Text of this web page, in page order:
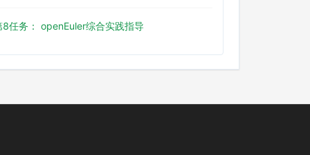
8任务： openEuler综合实践指导